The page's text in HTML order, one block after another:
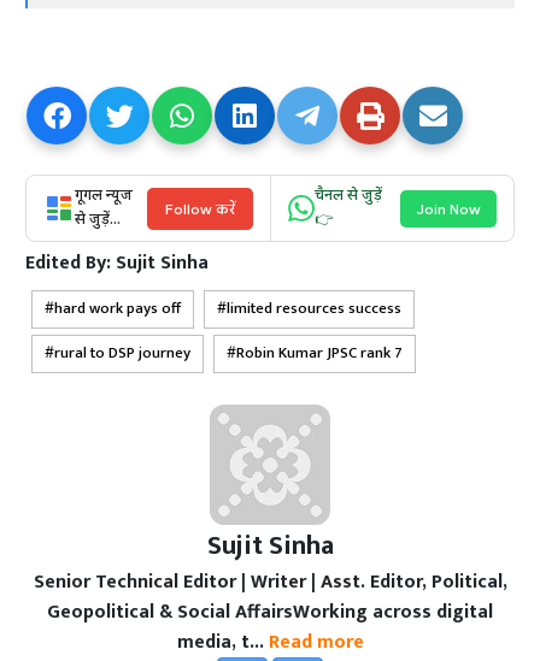
गूगल न्यूज
से जुड़ें...
Follow करें
चैनल से जुड़ें
👉
Join Now
Edited By:Sujit Sinha
hard work pays off
limited resources success
rural to DSP journey
Robin Kumar JPSC rank 7
Sujit Sinha
Senior Technical Editor | Writer | Asst. Editor, Political,
Geopolitical & Social AffairsWorking across digital
media, t... Read more